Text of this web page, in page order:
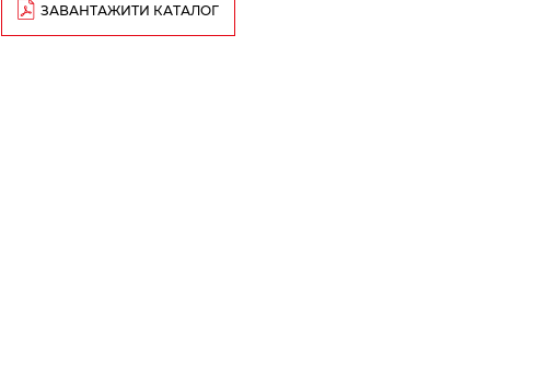
ЗАВАНТАЖИТИ КАТАЛОГ